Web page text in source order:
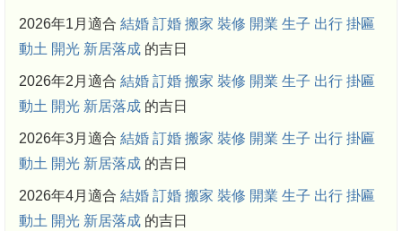
2026年1月適合 結婚 訂婚 搬家 裝修 開業 生子 出行 掛匾
動土 開光 新居落成 的吉日
2026年2月適合 結婚 訂婚 搬家 裝修 開業 生子 出行 掛匾
動土 開光 新居落成 的吉日
2026年3月適合 結婚 訂婚 搬家 裝修 開業 生子 出行 掛匾
動土 開光 新居落成 的吉日
2026年4月適合 結婚 訂婚 搬家 裝修 開業 生子 出行 掛匾
動土 開光 新居落成 的吉日